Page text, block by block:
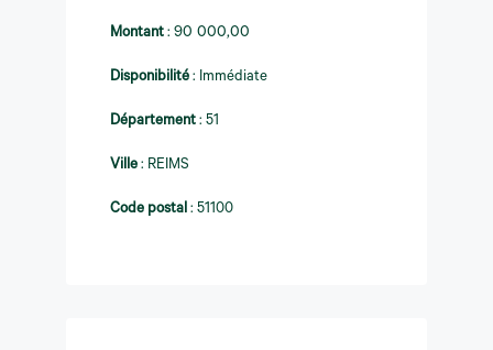
Montant : 90 000,00
Disponibilité : Immédiate
Département : 51
Ville : REIMS
Code postal : 51100